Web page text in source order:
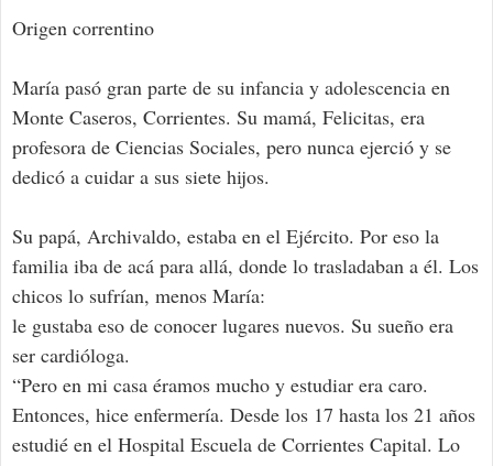
Origen correntino
María pasó gran parte de su infancia y adolescencia en
Monte Caseros, Corrientes. Su mamá, Felicitas, era
profesora de Ciencias Sociales, pero nunca ejerció y se
dedicó a cuidar a sus siete hijos.
Su papá, Archivaldo, estaba en el Ejército. Por eso la
familia iba de acá para allá, donde lo trasladaban a él. Los
chicos lo sufrían, menos María:
le gustaba eso de conocer lugares nuevos. Su sueño era
ser cardióloga.
“Pero en mi casa éramos mucho y estudiar era caro.
Entonces, hice enfermería. Desde los 17 hasta los 21 años
estudié en el Hospital Escuela de Corrientes Capital. Lo